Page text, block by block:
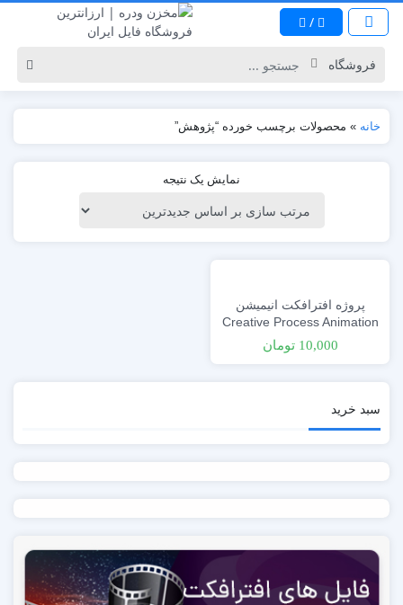
/
خانه » محصولات برچسب خورده “پژوهش”
نمایش یک نتیجه
پروژه افترافکت انیمیشن
Creative Process Animation
10,000 تومان
سبد خرید